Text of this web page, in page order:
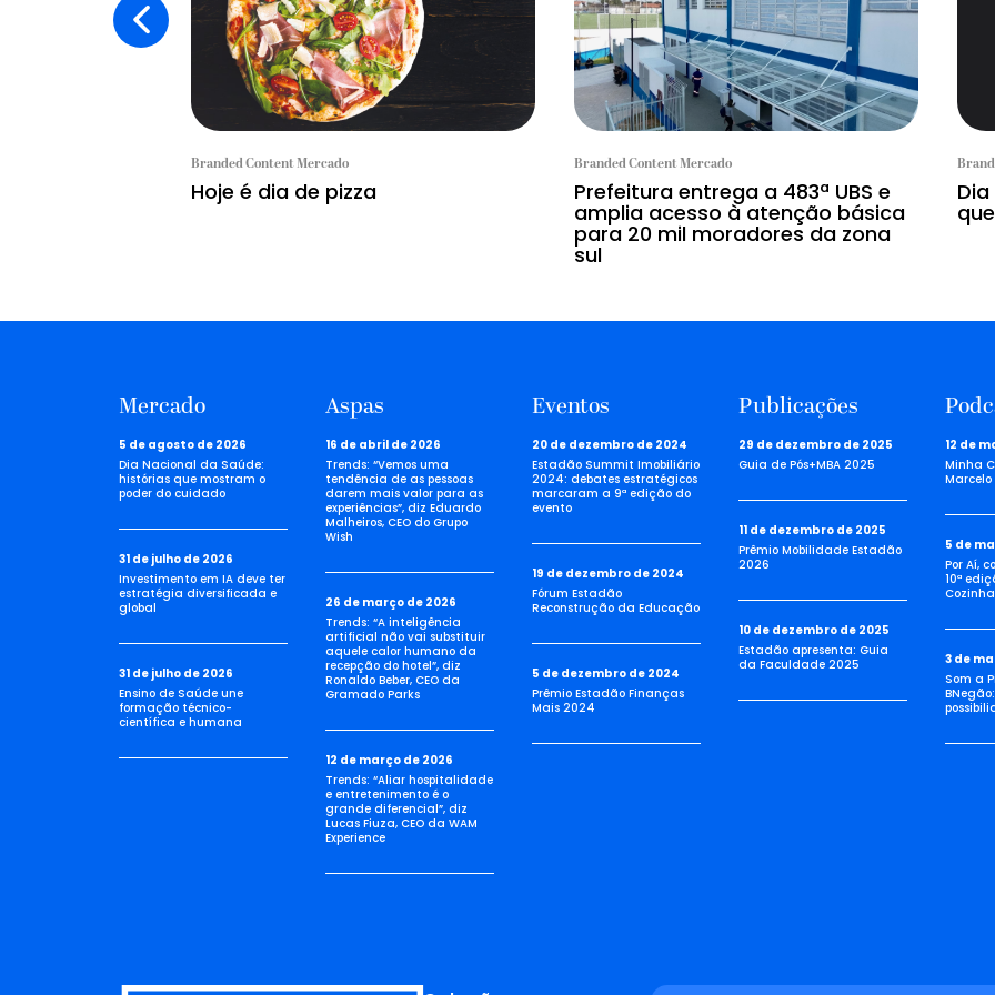
Branded Content Mercado
Hoje é dia de pizza
Branded Content Mercado
Prefeitura entrega a 483ª UBS e
amplia acesso à atenção básica
para 20 mil moradores da zona
sul
Mercado
5 de agosto de 2026
Dia Nacional da Saúde:
histórias que mostram o
poder do cuidado
31 de julho de 2026
Investimento em IA deve ter
estratégia diversificada e
global
31 de julho de 2026
Ensino de Saúde une
formação técnico-
científica e humana
Aspas
16 de abril de 2026
Trends: “Vemos uma
tendência de as pessoas
darem mais valor para as
experiências”, diz Eduardo
Malheiros, CEO do Grupo
Wish
26 de março de 2026
Trends: “A inteligência
artificial não vai substituir
aquele calor humano da
recepção do hotel”, diz
Ronaldo Beber, CEO da
Gramado Parks
12 de março de 2026
Trends: “Aliar hospitalidade
e entretenimento é o
grande diferencial”, diz
Lucas Fiuza, CEO da WAM
Experience
Eventos
20 de dezembro de 2024
Estadão Summit Imobiliário
2024: debates estratégicos
marcaram a 9ª edição do
evento
19 de dezembro de 2024
Fórum Estadão
Reconstrução da Educação
5 de dezembro de 2024
Prêmio Estadão Finanças
Mais 2024
Publicações
29 de dezembro de 2025
Guia de Pós+MBA 2025
11 de dezembro de 2025
Prêmio Mobilidade Estadão
2026
10 de dezembro de 2025
Estadão apresenta: Guia
da Faculdade 2025
12 de
Minha
Marcelo
5 de
Por Aí,
10ª
3 de
Som a